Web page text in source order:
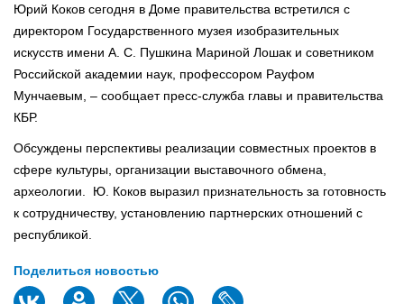
Юрий Коков сегодня в Доме правительства встретился с
директором Государственного музея изобразительных
искусств имени А. С. Пушкина Мариной Лошак и советником
Российской академии наук, профессором Рауфом
Мунчаевым, – сообщает пресс-служба главы и правительства
КБР.
Обсуждены перспективы реализации совместных проектов в
сфере культуры, организации выставочного обмена,
археологии. Ю. Коков выразил признательность за готовность
к сотрудничеству, установлению партнерских отношений с
республикой.
Поделиться новостью